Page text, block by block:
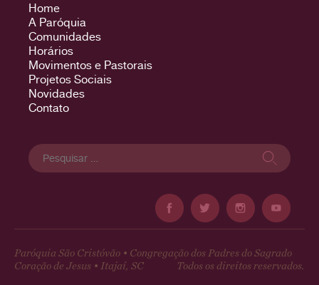
Home
A Paróquia
Comunidades
Horários
Movimentos e Pastorais
Projetos Sociais
Novidades
Contato
Pesquisar
por:
Paróquia São Cristóvão • Congregação dos Padres do Sagrado
Coração de Jesus • Itajaí, SC
Todos os direitos reservados.